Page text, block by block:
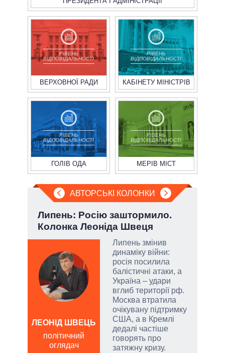
РІВЕНЬ
ВІДПОВІДАЛЬНОСТІ
ВЕРХОВНОЇ РАДИ
РІВЕНЬ
ВІДПОВІДАЛЬНОСТІ
КАБІНЕТУ МІНІСТРІВ
РІВЕНЬ
ВІДПОВІДАЛЬНОСТІ
ГОЛІВ ОДА
РІВЕНЬ
ВІДПОВІДАЛЬНОСТІ
МЕРІВ МІСТ
АВТОРСЬКІ КОЛОНКИ
Липень: Росію заштормило.
Колонка Леоніда Швеця
Липень змінив
динаміку війни:
росія посилила
балістичні атаки, а
Україна – удари
вглиб території рф.
Москва втратила
очікувану підтримку
США, а в Кремлі
дедалі частіше
говорять про
затяжну кризу.
ЛЕОНІД ШВЕЦЬ
політичний
оглядач